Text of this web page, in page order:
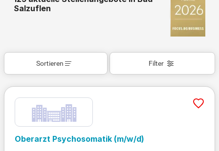
Salzuflen
Filter
Sortieren
Oberarzt Psychosomatik (m/w/d)